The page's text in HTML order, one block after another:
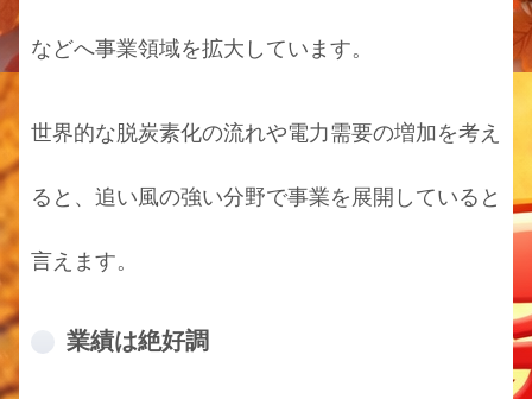
などへ事業領域を拡大しています。
世界的な脱炭素化の流れや電力需要の増加を考え
ると、追い風の強い分野で事業を展開していると
言えます。
業績は絶好調